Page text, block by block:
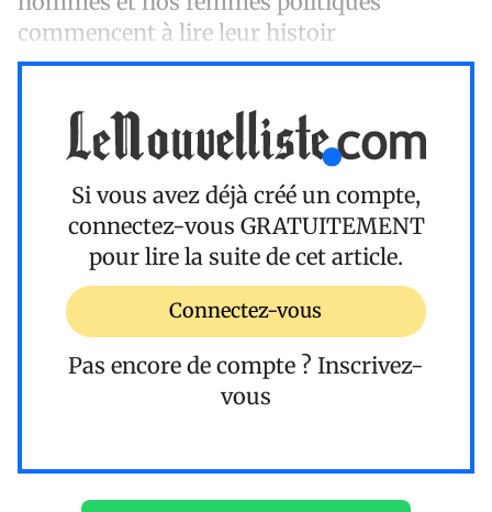
commencent à lire leur histoir
Si vous avez déjà créé un compte,
connectez-vous GRATUITEMENT
pour lire la suite de cet article.
Connectez-vous
Pas encore de compte ? Inscrivez-
vous